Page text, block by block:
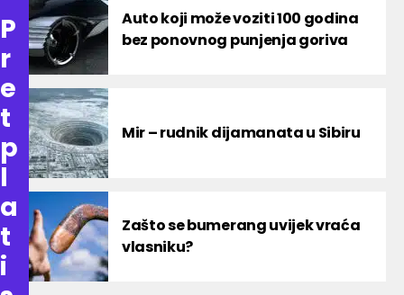
Auto koji može voziti 100 godina
bez ponovnog punjenja goriva
Mir – rudnik dijamanata u Sibiru
Zašto se bumerang uvijek vraća
vlasniku?
P
r
e
t
p
l
a
t
i